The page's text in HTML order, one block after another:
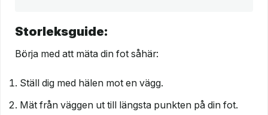
Storleksguide:
Börja med att mäta din fot såhär:
Ställ dig med hälen mot en vägg.
Mät från väggen ut till längsta punkten på din fot.